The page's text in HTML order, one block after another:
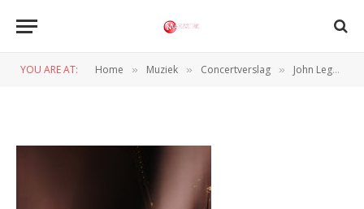
YOU ARE AT: Home » Muziek » Concertverslag » John Legend in Ziggo Dome vol soul